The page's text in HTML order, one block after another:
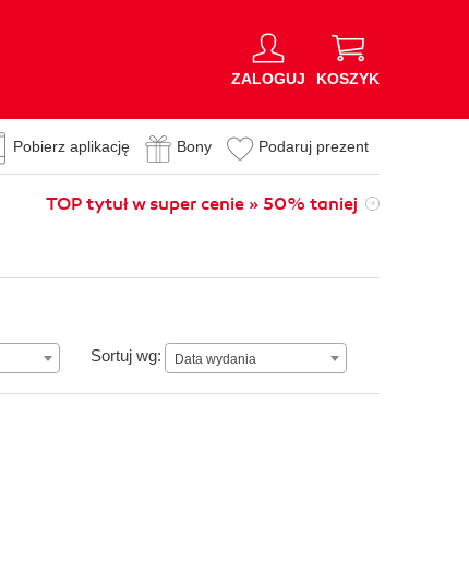
ZALOGUJ KOSZYK
Pobierz aplikację Bony Podaruj prezent
TOP tytuł w super cenie » 50% taniej
Sortuj wg: Data wydania
Data wydania